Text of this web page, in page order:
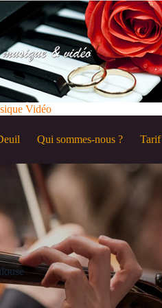
Vidéo
Qui sommes-nous ? Tarif